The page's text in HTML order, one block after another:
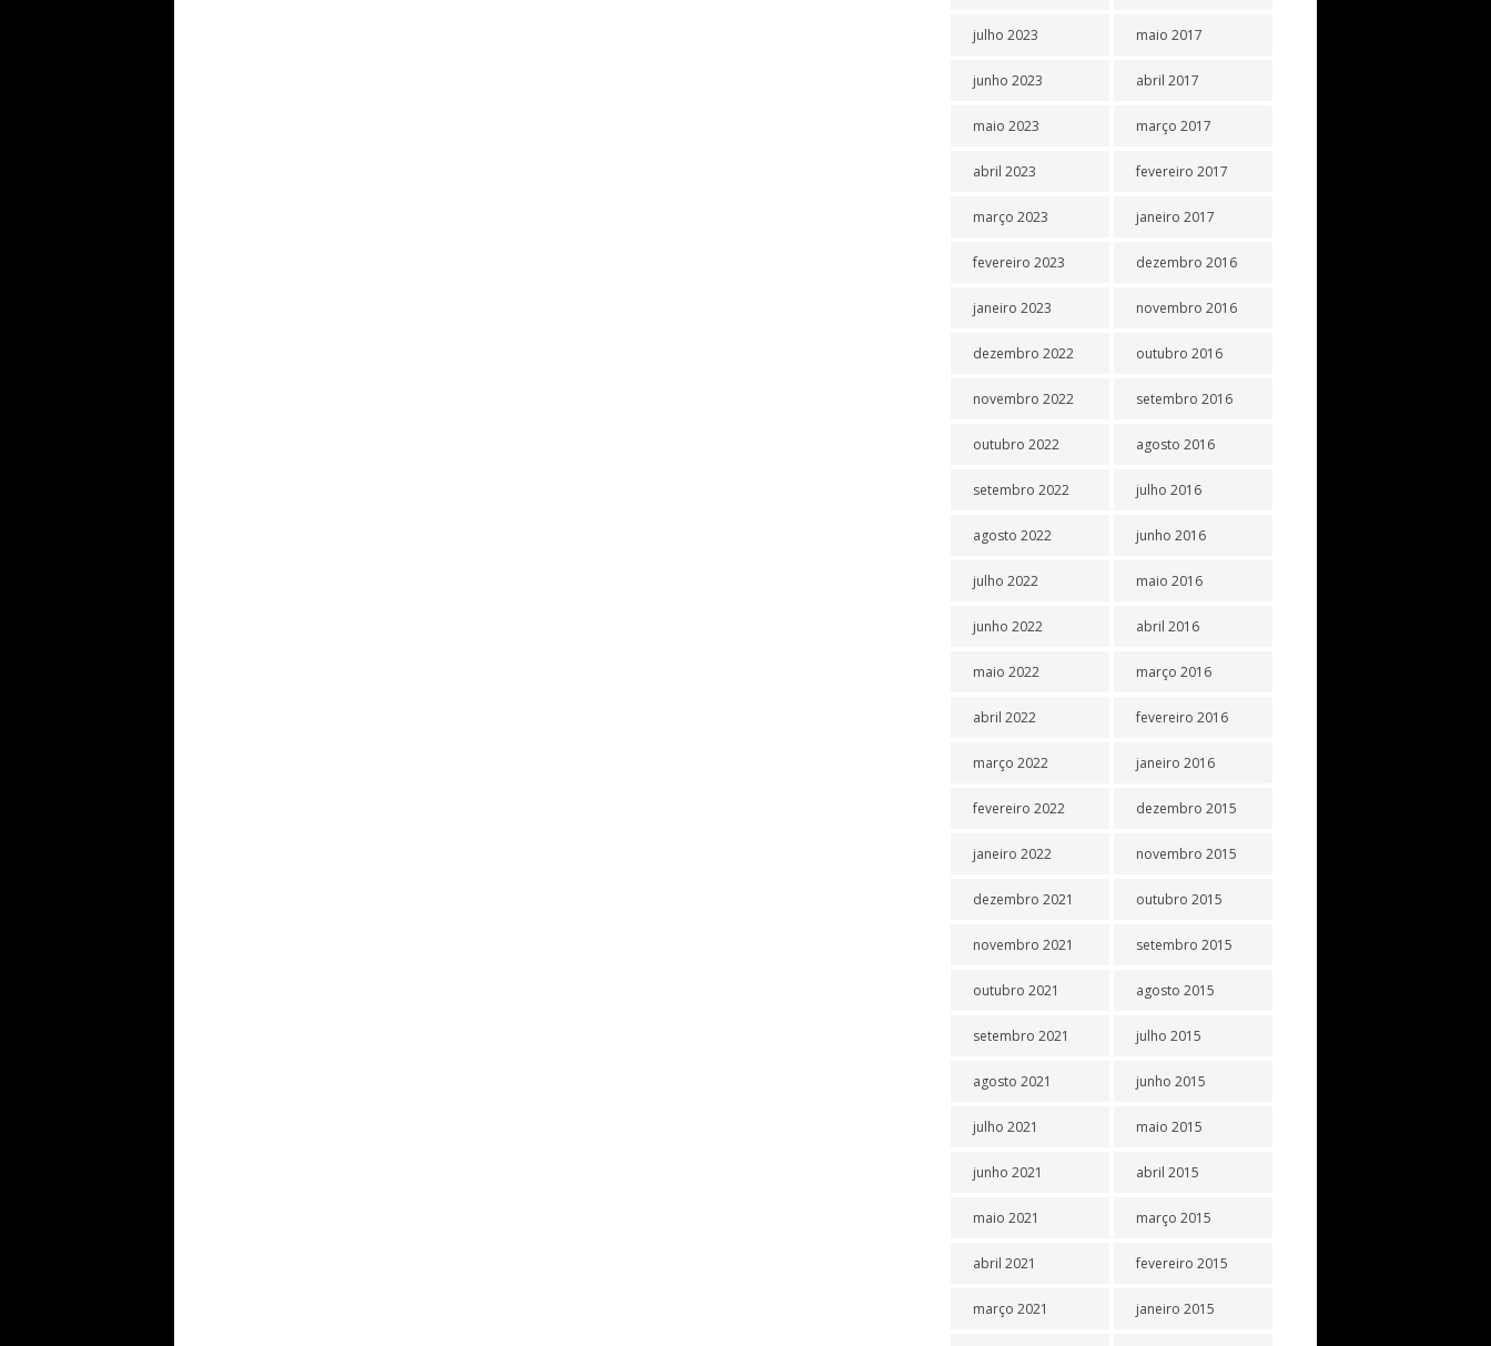
julho 2023
junho 2023
maio 2023
abril 2023
março 2023
fevereiro 2023
janeiro 2023
dezembro 2022
novembro 2022
outubro 2022
setembro 2022
agosto 2022
julho 2022
junho 2022
maio 2022
abril 2022
março 2022
fevereiro 2022
janeiro 2022
dezembro 2021
novembro 2021
outubro 2021
setembro 2021
agosto 2021
julho 2021
junho 2021
maio 2021
abril 2021
março 2021
maio 2017
abril 2017
março 2017
fevereiro 2017
janeiro 2017
dezembro 2016
novembro 2016
outubro 2016
setembro 2016
agosto 2016
julho 2016
junho 2016
maio 2016
abril 2016
março 2016
fevereiro 2016
janeiro 2016
dezembro 2015
novembro 2015
outubro 2015
setembro 2015
agosto 2015
julho 2015
junho 2015
maio 2015
abril 2015
março 2015
fevereiro 2015
janeiro 2015